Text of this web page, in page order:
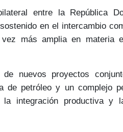
entre la República
en el intercambio
vez más amplia en materia
nuevos proyectos
de petróleo y un complejo
la integración productiva y